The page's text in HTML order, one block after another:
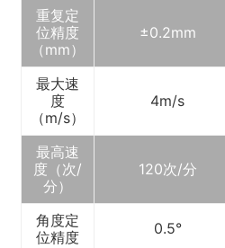
重复定
位精度
（mm）
±0.2mm
最大速
度
（m/s）
4m/s
最高速
度（次/
分）
120次/分
角度定
位精度
0.5°